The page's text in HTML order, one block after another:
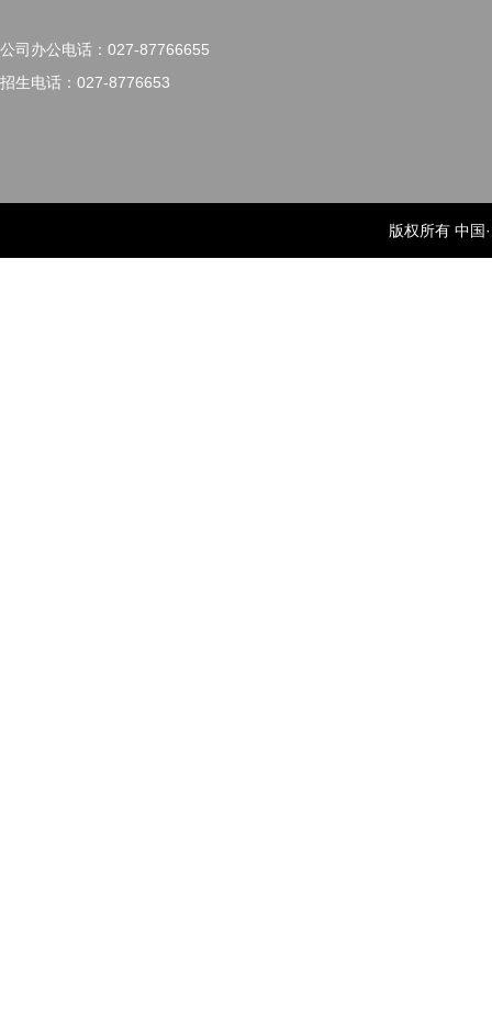
公司办公电话：027-87766655
招生电话：027-8776653
版权所有 中国